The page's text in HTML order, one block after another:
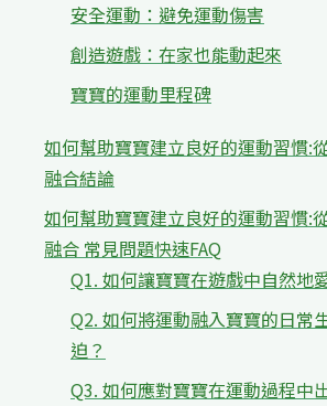
安全運動：避免運動傷害
創造遊戲：在家也能動起來
寶寶的運動里程碑
如何幫助寶寶建立良好的運動習慣:
融合結論
如何幫助寶寶建立良好的運動習慣:
融合 常見問題快速FAQ
Q1. 如何讓寶寶在遊戲中自然地
Q2. 如何將運動融入寶寶的日常
迫？
Q3. 如何應對寶寶在運動過程中